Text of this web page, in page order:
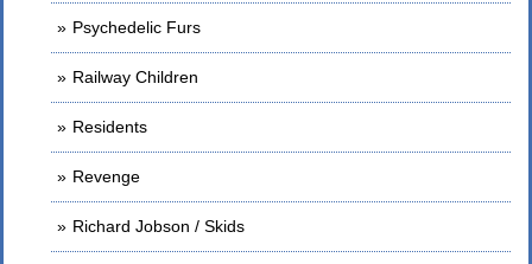
Psychedelic Furs
Railway Children
Residents
Revenge
Richard Jobson / Skids